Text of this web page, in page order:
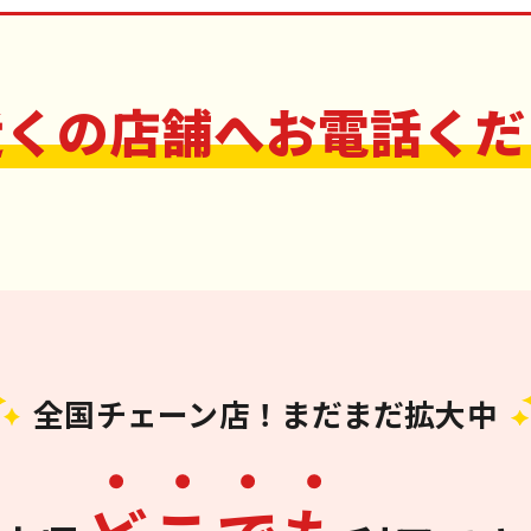
の店舗へお電話く
全国チェーン店！まだまだ拡大中